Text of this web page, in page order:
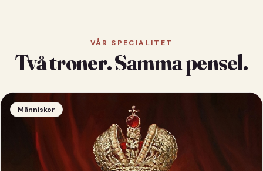
VÅR SPECIALITET
Två troner. Samma pensel.
Människor